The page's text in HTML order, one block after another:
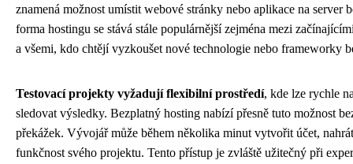
znamená možnost umístit webové stránky nebo aplikace na server
forma hostingu se stává stále populárnější zejména mezi
a všemi, kdo chtějí vyzkoušet nové technologie nebo frameworky
Testovací projekty vyžadují flexibilní prostředí, kde lze rychle
sledovat výsledky. Bezplatný hosting nabízí přesně tuto možnost
překážek. Vývojář může během několika minut vytvořit účet,
funkčnost svého projektu. Tento přístup je zvláště užitečný při